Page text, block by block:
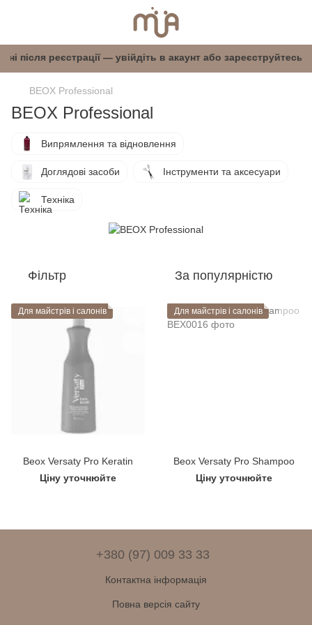
після реєстрації — увійдіть в
BEOX Professional
BEOX Professional
Випрямлення та відновлення
Доглядові засоби Інструменти та аксесуари
Техніка
Фільтр За популярністю
Для майстрів і салонів
Beox Versaty Pro Keratin
Ціну уточнюйте
Для майстрів і салонів
Beox Versaty Pro Shampoo
Ціну уточнюйте
+380 (97) 009 33 33
Контактна інформація
Повна версія сайту